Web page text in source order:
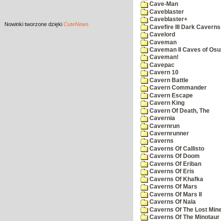
Nowinki tworzone dzięki CuteNews
Cave-Man
Caveblaster
Caveblaster+
Cavefire III Dark Caverns
Cavelord
Caveman
Caveman II Caves of
Caveman!
Cavepac
Cavern 10
Cavern Battle
Cavern Commander
Cavern Escape
Cavern King
Cavern Of Death, The
Cavernia
Cavernrun
Cavernrunner
Caverns
Caverns Of Callisto
Caverns Of Doom
Caverns Of Eriban
Caverns Of Eris
Caverns Of Khafka
Caverns Of Mars
Caverns Of Mars II
Caverns Of Nala
Caverns Of The Lost
Caverns Of The Minotaur